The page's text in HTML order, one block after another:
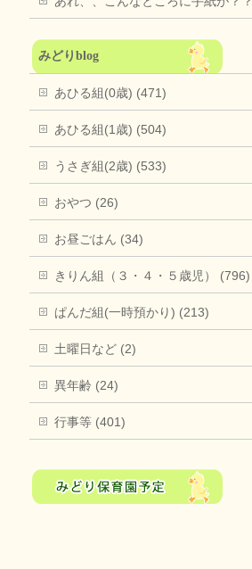
みどりblog
あひる組(0歳) (471)
あひる組(1歳) (504)
うさぎ組(2歳) (533)
おやつ (26)
お昼ごはん (34)
きりん組（３・４・５歳児） (796)
ぱんだ組(一時預かり) (213)
土曜日など (2)
異年齢 (24)
行事等 (401)